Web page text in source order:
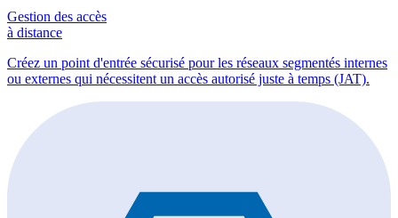
Gestion des accès
à distance
Créez un point d'entrée sécurisé pour les réseaux segmentés internes
ou externes qui nécessitent un accès autorisé juste à temps (JAT).